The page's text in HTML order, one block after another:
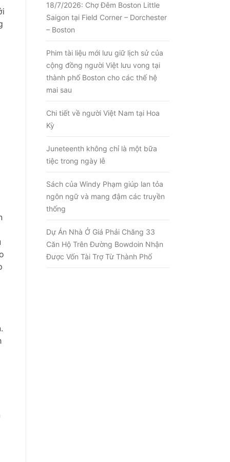
18/7/2026: Chợ Đêm Boston Little
Saigon tại Field Corner – Dorchester
– Boston
Phim tài liệu mới lưu giữ lịch sử của
cộng đồng người Việt lưu vong tại
thành phố Boston cho các thế hệ
mai sau
Chi tiết về người Việt Nam tại Hoa
Kỳ
Juneteenth không chỉ là một bữa
tiệc trong ngày lễ
Sách của Windy Phạm giúp lan tỏa
ngôn ngữ và mang đậm các truyền
thống
Dự Án Nhà Ở Giá Phải Chăng 33
Căn Hộ Trên Đường Bowdoin Nhận
Được Vốn Tài Trợ Từ Thành Phố